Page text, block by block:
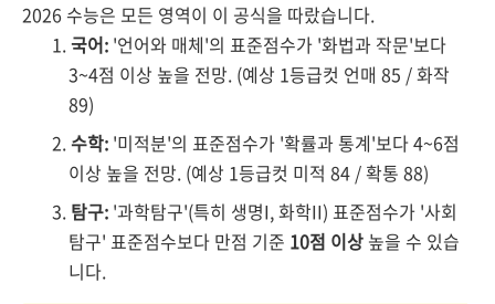
2026 수능은 모든 영역이 이 공식을 따랐습니다.
국어: '언어와 매체'의 표준점수가 '화법과 작문'보다
3~4점 이상 높을 전망. (예상 1등급컷 언매 85 / 화작
89)
수학: '미적분'의 표준점수가 '확률과 통계'보다 4~6점
이상 높을 전망. (예상 1등급컷 미적 84 / 확통 88)
탐구: '과학탐구'(특히 생명I, 화학II) 표준점수가 '사회
탐구' 표준점수보다 만점 기준 10점 이상 높을 수 있습
니다.